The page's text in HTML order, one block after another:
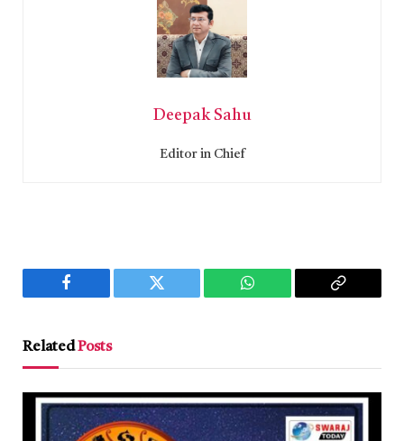
Deepak Sahu
Editor in Chief
Facebook Twitter WhatsApp
Copy
RelatedPosts